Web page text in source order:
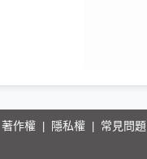
著作權 隱私權 常見問題